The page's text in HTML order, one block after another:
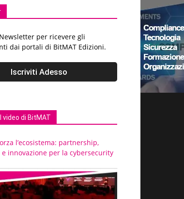
per ricevere gli
dai portali di BitMAT Edizioni.
video di BitMAT
l’ecosistema: partnership,
innovazione per la cybersecurity